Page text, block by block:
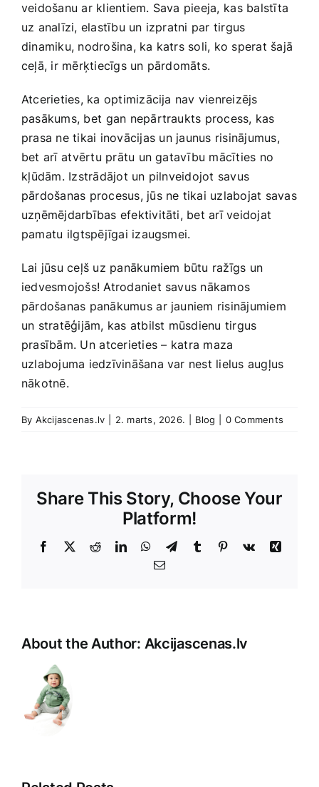
veidošanu​ ar klientiem. Sava pieeja,⁢ kas balstīta
uz analīzi,‌ elastību un izpratni par tirgus‍
dinamiku, nodrošina, ka katrs ​soli, ko sperat šajā
ceļā, ir mērķtiecīgs un pārdomāts.
Atcerieties, ka optimizācija nav vienreizējs
pasākums, bet⁤ gan nepārtraukts process, kas
prasa ne tikai inovācijas⁢ un jaunus risinājumus,
bet arī⁤ atvērtu prātu un gatavību mācīties no
⁢kļūdām. Izstrādājot un ​pilnveidojot savus ​
pārdošanas procesus, jūs ne tikai uzlabojat savas
uzņēmējdarbības efektivitāti, bet arī veidojat
‍pamatu ⁤ilgtspējīgai izaugsmei.
Lai‍ jūsu ceļš uz panākumiem būtu ražīgs un
iedvesmojošs! ​Atrodaniet savus nākamos
pārdošanas panākumus⁤ ar jauniem risinājumiem
un stratēģijām, kas ​atbilst mūsdienu tirgus
prasībām. Un ⁣atcerieties –⁢ katra maza
uzlabojuma iedzīvināšana var nest lielus augļus‌
nākotnē.
By Akcijascenas.lv 2. marts, 2026. Blog 0 Comments
Share This Story, Choose Your
Platform!
Facebook
X RedditLinkedInWhatsApp
TelegramTumblr Pinterest
Vk
Xing
E-
About the Author: Akcijascenas.lv